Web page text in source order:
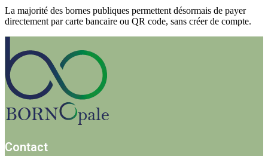
La majorité des bornes publiques permettent désormais de payer
directement par carte bancaire ou QR code, sans créer de compte.
Contact